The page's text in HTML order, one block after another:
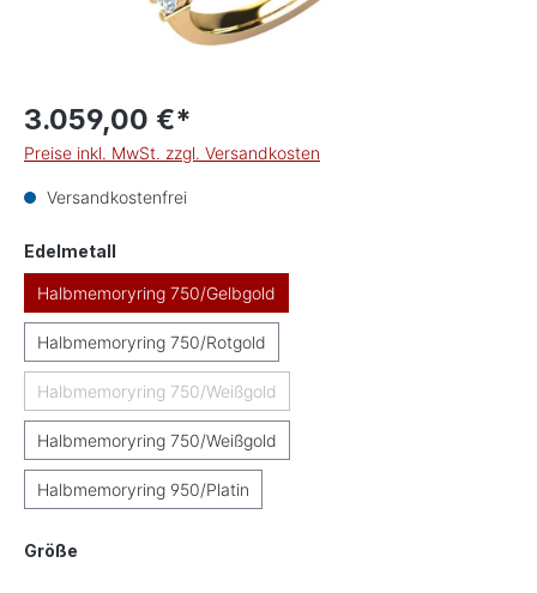
3.059,00 €*
Preise inkl. MwSt. zzgl. Versandkosten
Versandkostenfrei
Edelmetall
Halbmemoryring 750/Gelbgold
Halbmemoryring 750/Rotgold
Halbmemoryring 750/Weißgold(Diese Option ist zurzeit nicht verfügbar.)
Halbmemoryring 750/Weißgold
Halbmemoryring 950/Platin
Größe